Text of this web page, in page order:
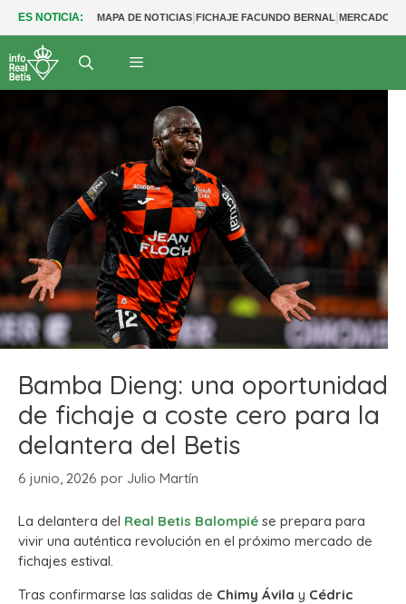
ES NOTICIA: MAPA DE NOTICIAS|FICHAJE FACUNDO BERNAL|MERCADO
Bamba Dieng: una oportunidad
de fichaje a coste cero para la
delantera del Betis
6 junio, 2026 por Julio Martín
La delantera del Real Betis Balompié se prepara para
vivir una auténtica revolución en el próximo mercado de
fichajes estival.
Tras confirmarse las salidas de Chimy Ávila y Cédric